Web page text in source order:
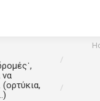
You are